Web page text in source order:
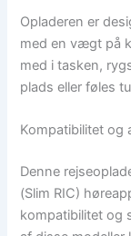
Opladeren er
med en vægt på
med i tasken,
plads eller føles
Kompatibilitet og
Denne
(Slim RIC)
kompatibilitet og